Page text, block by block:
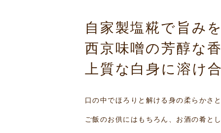
自家製塩糀で旨み
西京味噌の芳醇な
上質な白身に溶け
口の中でほろりと解ける身の柔らかさ
ご飯のお供にはもちろん、お酒の肴と